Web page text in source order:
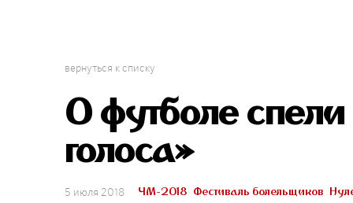
вернуться к списку
О футболе
голоса»
5 июля 2018 ЧМ-2018 Фестиваль болельщиков